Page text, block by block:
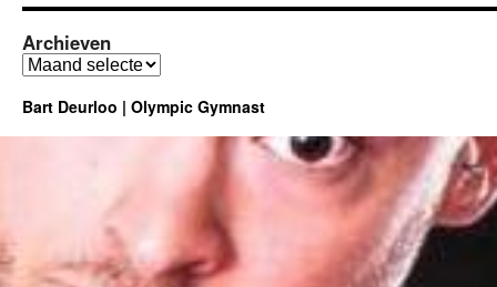
Archieven
Archieven
Bart Deurloo | Olympic Gymnast